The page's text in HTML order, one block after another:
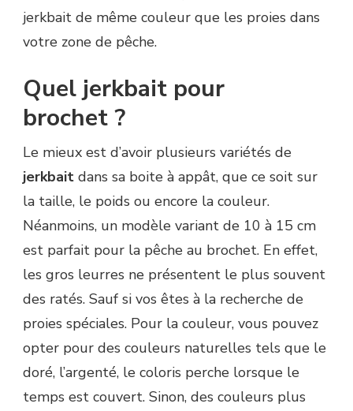
jerkbait de même couleur que les proies dans
votre zone de pêche.
Quel jerkbait pour
brochet ?
Le mieux est d’avoir plusieurs variétés de
jerkbait dans sa boite à appât, que ce soit sur
la taille, le poids ou encore la couleur.
Néanmoins, un modèle variant de 10 à 15 cm
est parfait pour la pêche au brochet. En effet,
les gros leurres ne présentent le plus souvent
des ratés. Sauf si vos êtes à la recherche de
proies spéciales. Pour la couleur, vous pouvez
opter pour des couleurs naturelles tels que le
doré, l’argenté, le coloris perche lorsque le
temps est couvert. Sinon, des couleurs plus